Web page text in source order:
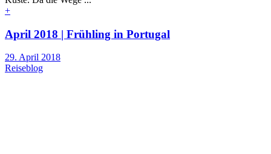
+
April 2018 | Frühling in Portugal
29. April 2018
Reiseblog